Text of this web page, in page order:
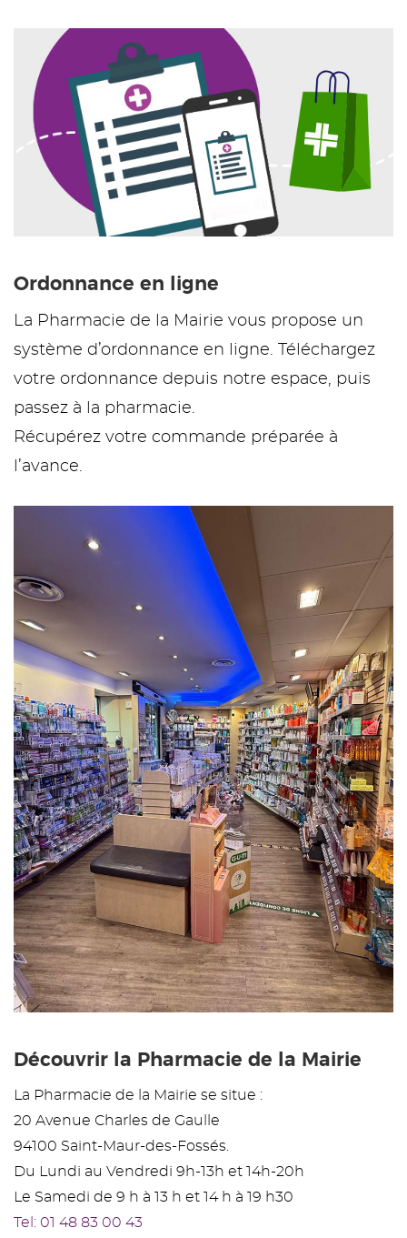
Ordonnance en ligne
La Pharmacie de la Mairie vous propose un
système d’ordonnance en ligne. Téléchargez
votre ordonnance depuis notre espace, puis
passez à la pharmacie.
Récupérez votre commande préparée à
l’avance.
Découvrir la Pharmacie de la Mairie
La Pharmacie de la Mairie se situe :
20 Avenue Charles de Gaulle
94100 Saint-Maur-des-Fossés.
Du Lundi au Vendredi 9h-13h et 14h-20h
Le Samedi de 9 h à 13 h et 14 h à 19 h30
Tel: 01 48 83 00 43